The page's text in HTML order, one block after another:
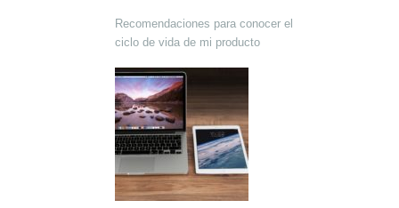
Recomendaciones para conocer el
ciclo de vida de mi producto